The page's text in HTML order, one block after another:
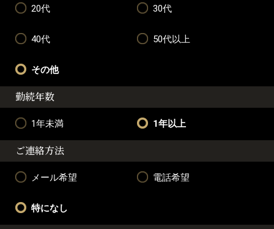
20代 30代
40代 50代以上
その他
勤続年数
1年未満 1年以上
ご連絡方法
メール希望 電話希望
特になし